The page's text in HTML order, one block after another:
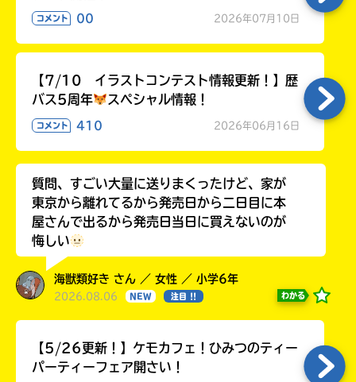
コメント 00 2026年07月10日
【7/10 イラストコンテスト情報更新！】歴
バス5周年
スペシャル情報！
コメント 410 2026年06月16日
質問、すごい大量に送りまくったけど、家が
東京から離れてるから発売日から二日目に本
屋さんで出るから発売日当日に買えないのが
悔しい
海獣類好き さん ／ 女性 ／ 小学6年
2026.08.06 NEW 注目 !! わかる
【5/26更新！】ケモカフェ！ひみつのティー
パーティーフェア開さい！